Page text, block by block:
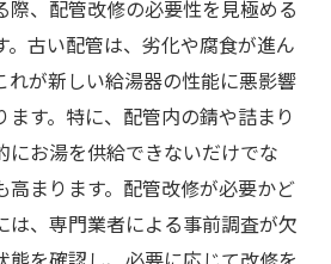
際、配管改修の必要性を見極める
。古い配管は、劣化や腐食が進ん
れが新しい給湯器の性能に悪影響
ます。特に、配管内の錆や詰まり
にお湯を供給できないだけでな
高まります。配管改修が必要かど
は、専門業者による事前調査が欠